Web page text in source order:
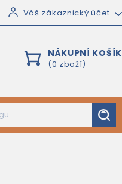
Váš zákaznický účet
NÁKUPNÍ KOŠÍK
(0 zboží)